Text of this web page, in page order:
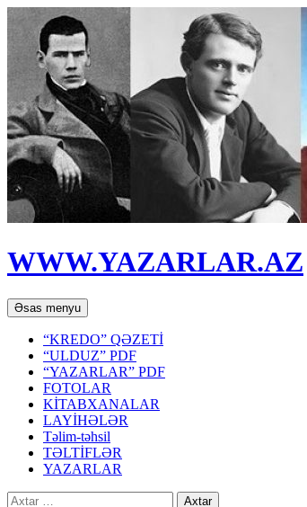
WWW.YAZARLAR.AZ
Axtar
Əsas menyu Mühtəviyyata
keç
“KREDO” QƏZETİ
“ULDUZ” PDF
“YAZARLAR” PDF
FOTOLAR
KİTABXANALAR
LAYİHƏLƏR
Təlim-təhsil
TƏLTİFLƏR
YAZARLAR
Axtarış: